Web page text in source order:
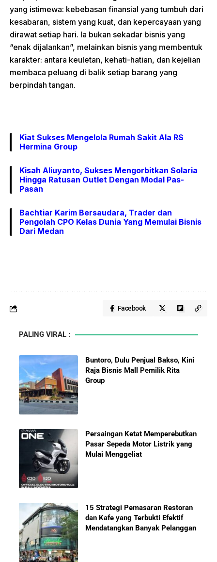
yang istimewa: kebebasan finansial yang tumbuh dari
kesabaran, sistem yang kuat, dan kepercayaan yang
dirawat setiap hari. Ia bukan sekadar bisnis yang
“enak dijalankan”, melainkan bisnis yang membentuk
karakter: antara keuletan, kehati-hatian, dan kejelian
membaca peluang di balik setiap barang yang
berpindah tangan.
Kiat Sukses Mengelola Rumah Sakit Ala RS
Hermina Group
Kisah Aliuyanto, Sukses Mengorbitkan Solaria
Hingga Ratusan Outlet Dengan Modal Pas-
Pasan
Bachtiar Karim Bersaudara, Trader dan
Pengolah CPO Kelas Dunia Yang Memulai Bisnis
Dari Medan
Facebook
PALING VIRAL :
Buntoro, Dulu Penjual Bakso, Kini
Raja Bisnis Mall Pemilik Rita
Group
Persaingan Ketat Memperebutkan
Pasar Sepeda Motor Listrik yang
Mulai Menggeliat
15 Strategi Pemasaran Restoran
dan Kafe yang Terbukti Efektif
Mendatangkan Banyak Pelanggan